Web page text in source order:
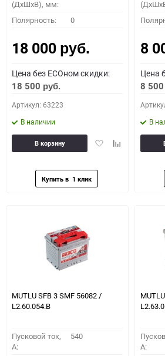
(ДхШхВ), мм:
Полярность: 0
18 000 руб.
Цена без ECOном скидки:
18 500 руб.
Артикул: 63223
В наличии
ДобавитьДобавить
В корзину
8
Цена
8 500
В
MUTLU SFB 3 SMF 56082 /
L2.60.054.B
Пусковой ток,
A:
540
A: